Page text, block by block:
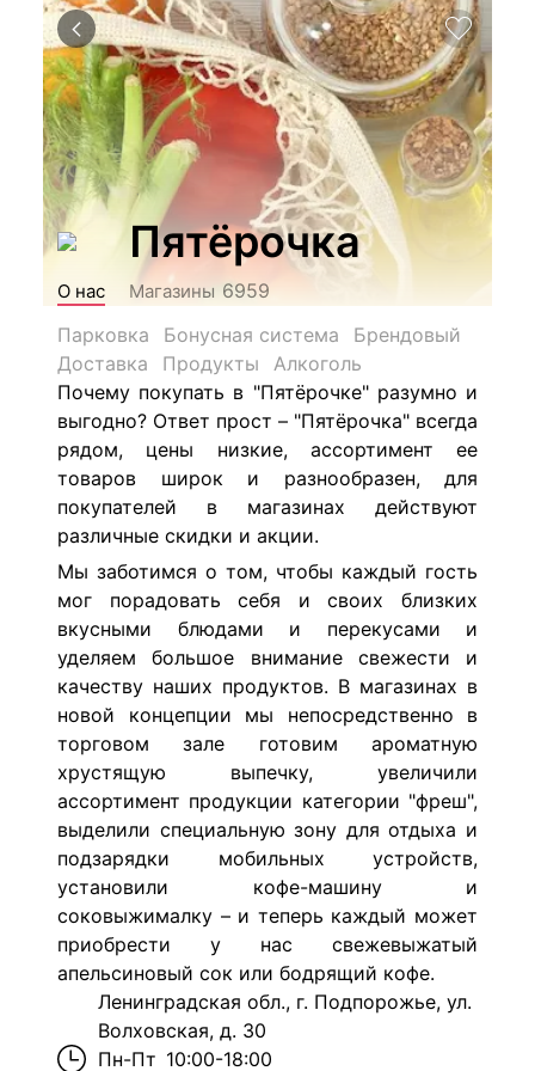
Пятёрочка
О нас Магазины 6959
Парковка
Бонусная система
Брендовый
Доставка
Продукты
Алкоголь
Почему покупать в "Пятёрочке" разумно и
выгодно? Ответ прост – "Пятёрочка" всегда
рядом, цены низкие, ассортимент ее
товаров широк и разнообразен, для
покупателей в магазинах действуют
различные скидки и акции.
Мы заботимся о том, чтобы каждый гость
мог порадовать себя и своих близких
вкусными блюдами и перекусами и
уделяем большое внимание свежести и
качеству наших продуктов. В магазинах в
новой концепции мы непосредственно в
торговом зале готовим ароматную
хрустящую выпечку, увеличили
ассортимент продукции категории "фреш",
выделили специальную зону для отдыха и
подзарядки мобильных устройств,
установили кофе-машину и
соковыжималку – и теперь каждый может
приобрести у нас свежевыжатый
апельсиновый сок или бодрящий кофе.
Ленинградская обл., г. Подпорожье, ул.
Волховская, д. 30
Пн-Пт 10:00-18:00